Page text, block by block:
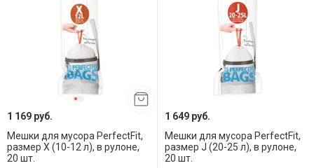
1 169 руб.
Мешки для мусора PerfectFit,
размер X (10-12 л), в рулоне,
20 шт.
1 649 руб.
Мешки для мусора PerfectFit,
размер J (20-25 л), в рулоне,
20 шт.